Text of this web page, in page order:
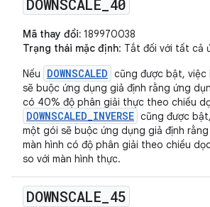
DOWNSCALE 40
Mã thay đổi: 189970038
Trạng thái mặc định: Tắt đối với tất cả
Nếu
DOWNSCALED cũng được bật,
sẽ buộc ứng dụng giả định rằng ứng
có 40% độ phân giải thực theo chiều
DOWNSCALED_INVERSE cũng được
một gói sẽ buộc ứng dụng giả định
màn hình có độ phân giải theo chiều
so với màn hình thực.
DOWNSCALE 45